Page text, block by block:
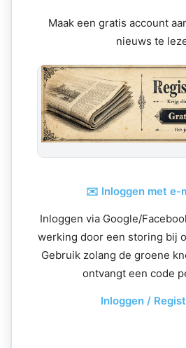
Maak een gratis account
nieuws te
✉️ Inloggen met e-
Inloggen via Google/
werking door een storing bij
Gebruik zolang de groene
ontvangt een code
Inloggen /